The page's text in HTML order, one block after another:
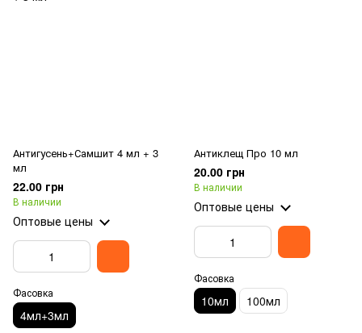
Антигусень+Самшит 4 мл + 3
мл
22.00 грн
В наличии
Оптовые цены
Фасовка
4мл+3мл
Антиклещ Про 10 мл
20.00 грн
В наличии
Оптовые цены
Фасовка
10мл 100мл